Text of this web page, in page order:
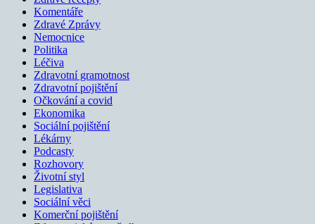
Komentáře
Zdravé Zprávy
Nemocnice
Politika
Léčiva
Zdravotní gramotnost
Zdravotní pojištění
Očkování a covid
Ekonomika
Sociální pojištění
Lékárny
Podcasty
Rozhovory
Životní styl
Legislativa
Sociální věci
Komerční pojištění